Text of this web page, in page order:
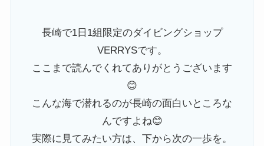
長崎で1日1組限定のダイビングショップ
VERRYSです。
ここまで読んでくれてありがとうございます
😊
こんな海で潜れるのが長崎の面白いところな
んですよね😊
実際に見てみたい方は、下から次の一歩を。